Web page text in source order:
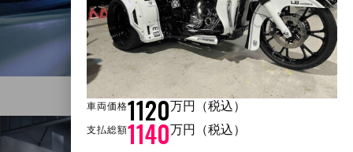
ABOUT COBOO
車両価格1120万円（税込）
支払総額1140万円（税込）